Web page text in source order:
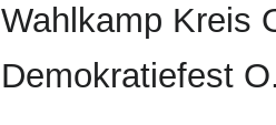
Wahlkamp Kreis
Demokratiefest